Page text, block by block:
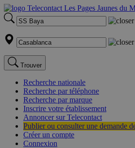
Trouver
Recherche nationale
Recherche par téléphone
Recherche par marque
Inscrire votre établissement
Annoncer sur Telecontact
Publier ou consulter une demande
Créer un compte
Connexion